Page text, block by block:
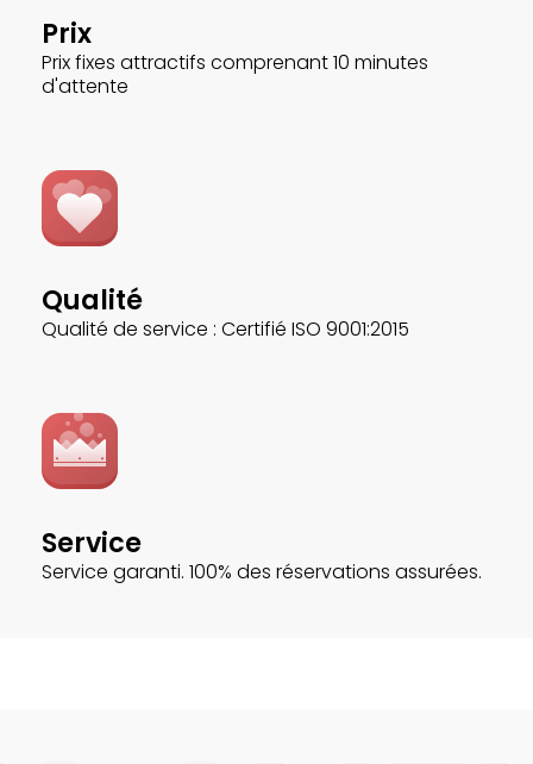
Prix
Prix fixes attractifs comprenant 10 minutes
d'attente
Qualité
Qualité de service : Certifié ISO 9001:2015
Service
Service garanti. 100% des réservations assurées.